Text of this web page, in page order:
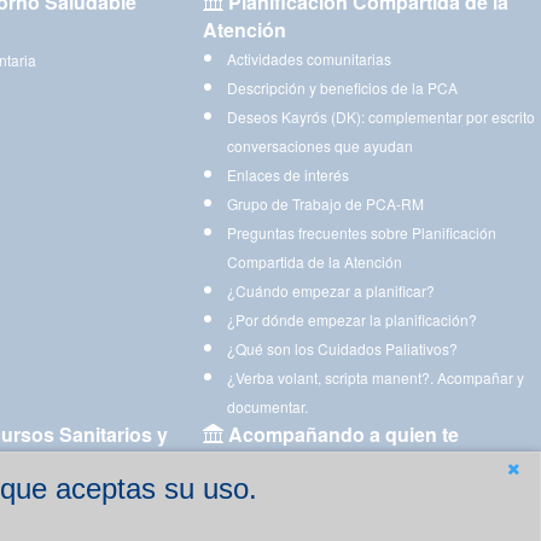
aceptas su uso.
Atención
Actividades comunitarias
Descripción y beneficios de la PCA
Deseos Kayrós (DK): complementar por escrito
conversaciones que ayudan
Enlaces de interés
Grupo de Trabajo de PCA-RM
Preguntas frecuentes sobre Planificación
Compartida de la Atención
¿Cuándo empezar a planificar?
¿Por dónde empezar la planificación?
¿Qué son los Cuidados Paliativos?
¿Verba volant, scripta manent?. Acompañar y
documentar.
Sanitarios y
Acompañando a quien te
Aplicaciones para descargar